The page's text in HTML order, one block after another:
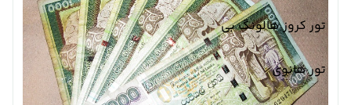
تور کروز هالونگ بی
تور هانوی